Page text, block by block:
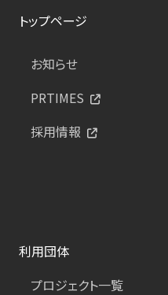
トップページ
お知らせ
PRTIMES
採用情報
利用団体
プロジェクト一覧